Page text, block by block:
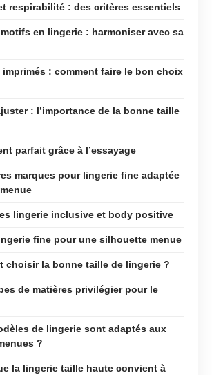
respirabilité : des critères essentiels
en lingerie : harmoniser avec sa
imprimés : comment faire le bon choix
: l’importance de la bonne taille
parfait grâce à l’essayage
marques pour lingerie fine adaptée
lingerie inclusive et body positive
fine pour une silhouette menue
choisir la bonne taille de lingerie ?
de matières privilégier pour le
de lingerie sont adaptés aux
?
la lingerie taille haute convient à